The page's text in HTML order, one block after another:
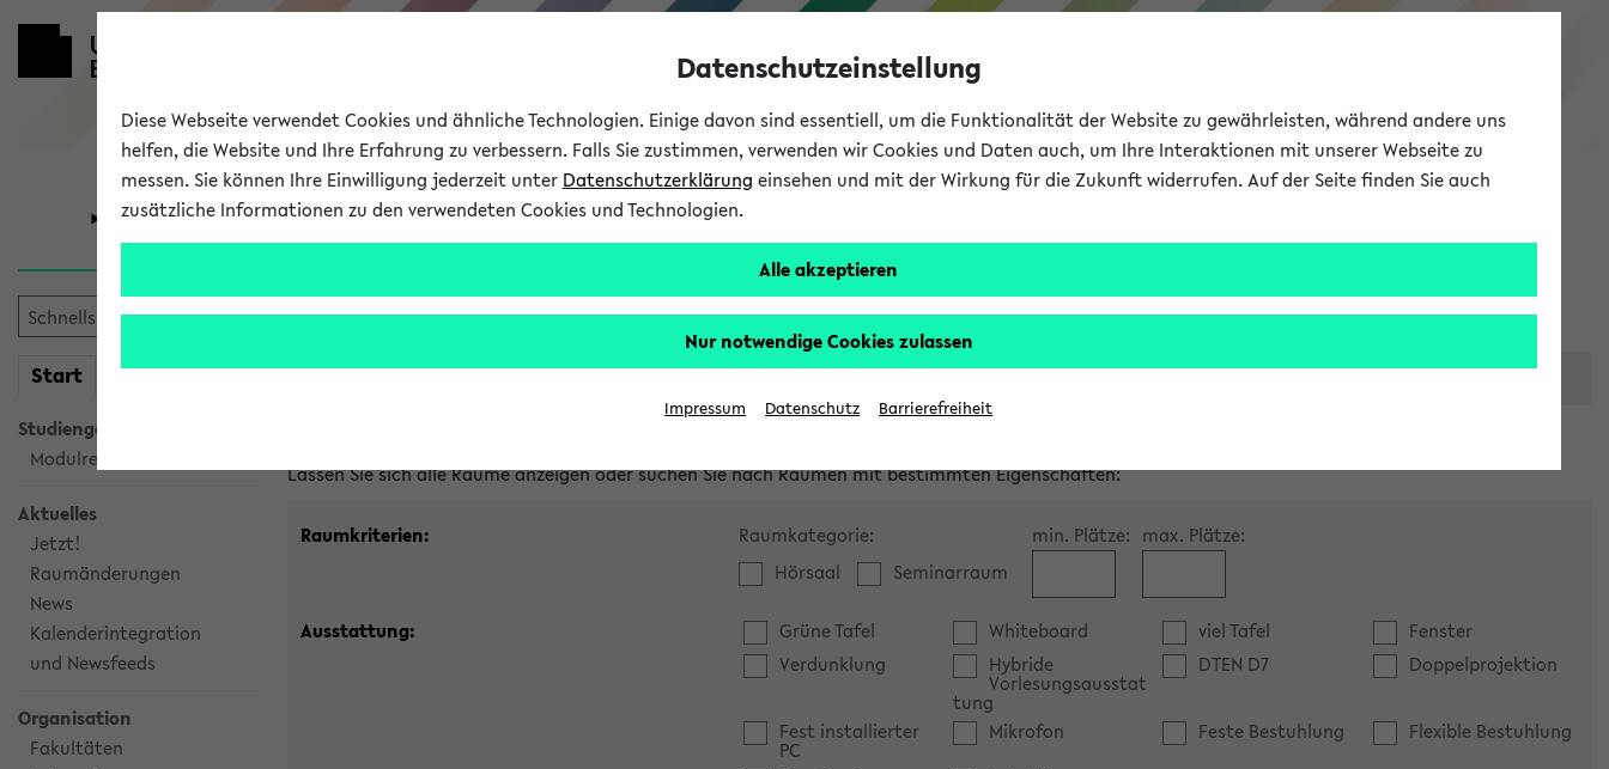
eKVV
Universität Forschung Studium
Start meineKVV
Studiengangsauswahl
Modulrecherche
Aktuelles
Jetzt!
Raumänderungen
News
Kalenderintegration
und Newsfeeds
Organisation
Fakultäten
Im eKVV verwaltete Räume
Lassen Sie sich alle Räume anzeigen oder suchen Sie nach Räumen mit bestimmten Eigenschaften:
Raumkriterien:
Raumkategorie:
Hörsaal
Seminarraum
min. Plätze: max. Plätze:
Ausstattung: Grüne Tafel Whiteboard viel Tafel
Fenster
Verdunklung
Hybride
Vorlesungsausstat
tung
DTEN D7 Doppelprojektion
Fest installierter
PC
Mikrofon Feste Bestuhlung
Flexible Bestuhlung
Datenschutzeinstellung
Diese Webseite verwendet Cookies und ähnliche Technologien. Einige davon sind essentiell, um die Funktionalität der Website zu gewährleisten, während andere uns
helfen, die Website und Ihre Erfahrung zu verbessern. Falls Sie zustimmen, verwenden wir Cookies und Daten auch, um Ihre Interaktionen mit unserer Webseite zu
messen. Sie können Ihre Einwilligung jederzeit unter Datenschutzerklärung einsehen und mit der Wirkung für die Zukunft widerrufen. Auf der Seite finden Sie auch
zusätzliche Informationen zu den verwendeten Cookies und Technologien.
Alle akzeptieren
Nur notwendige Cookies zulassen
Impressum Datenschutz Barrierefreiheit